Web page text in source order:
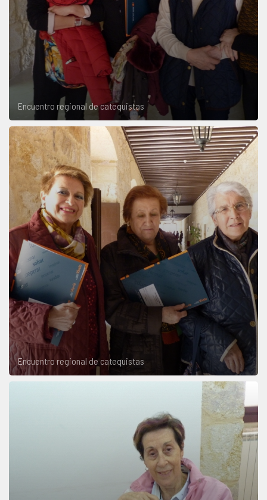
Encuentro regional de catequistas
Encuentro regional de catequistas